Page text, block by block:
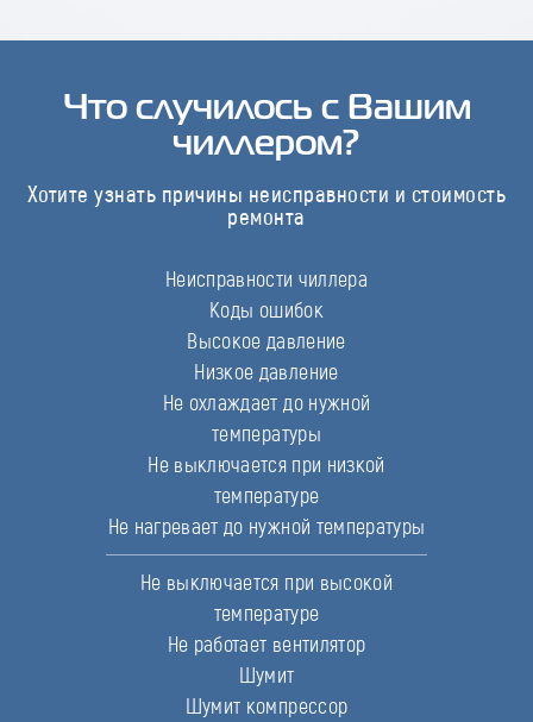
Что случилось с Вашим
чиллером?
Хотите узнать причины неисправности и стоимость
ремонта
Неисправности чиллера
Коды ошибок
Высокое давление
Низкое давление
Не охлаждает до нужной
температуры
Не выключается при низкой
температуре
Не нагревает до нужной температуры
Не выключается при высокой
температуре
Не работает вентилятор
Шумит
Шумит компрессор